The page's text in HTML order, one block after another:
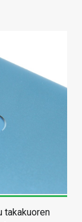
takakuoren